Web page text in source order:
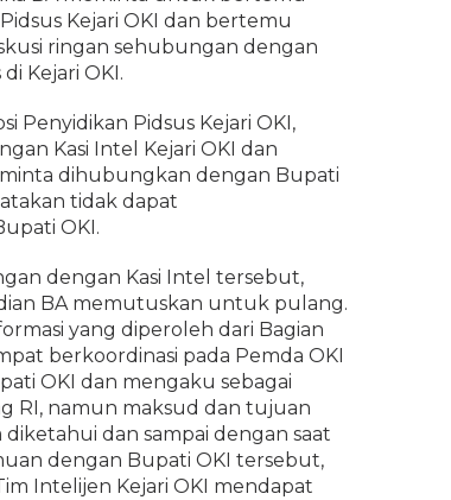
Kejari OKI dan bertemu
ringan sehubungan dengan
Kejari OKI.
Penyidikan Pidsus Kejari OKI,
Kasi Intel Kejari OKI dan
dihubungkan dengan Bupati
tidak dapat
OKI.
dengan Kasi Intel tersebut,
BA memutuskan untuk pulang.
yang diperoleh dari Bagian
berkoordinasi pada Pemda OKI
OKI dan mengaku sebagai
RI, namun maksud dan tujuan
dan sampai dengan saat
dengan Bupati OKI tersebut,
Intelijen Kejari OKI mendapat